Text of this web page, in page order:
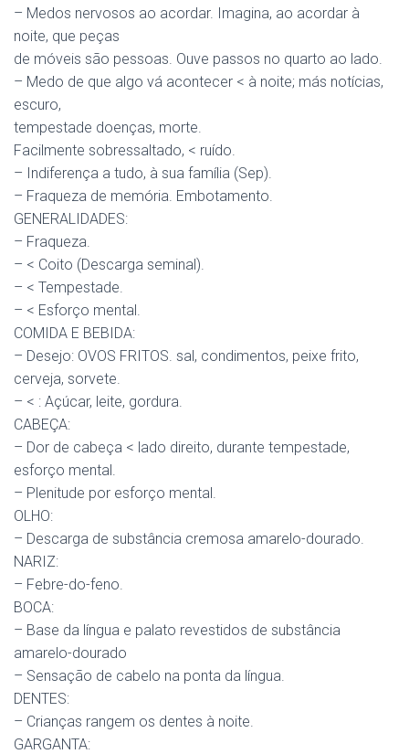
– Medos nervosos ao acordar. Imagina, ao acordar à
noite, que peças
de móveis são pessoas. Ouve passos no quarto ao lado.
– Medo de que algo vá acontecer < à noite; más notícias,
escuro,
tempestade doenças, morte.
Facilmente sobressaltado, < ruído.
– Indiferença a tudo, à sua família (Sep).
– Fraqueza de memória. Embotamento.
GENERALIDADES:
– Fraqueza.
– < Coito (Descarga seminal).
– < Tempestade.
– < Esforço mental.
COMIDA E BEBIDA:
– Desejo: OVOS FRITOS. sal, condimentos, peixe frito,
cerveja, sorvete.
– < : Açúcar, leite, gordura.
CABEÇA:
– Dor de cabeça < lado direito, durante tempestade,
esforço mental.
– Plenitude por esforço mental.
OLHO:
– Descarga de substância cremosa amarelo-dourado.
NARIZ:
– Febre-do-feno.
BOCA:
– Base da língua e palato revestidos de substância
amarelo-dourado
– Sensação de cabelo na ponta da língua.
DENTES:
– Crianças rangem os dentes à noite.
GARGANTA: